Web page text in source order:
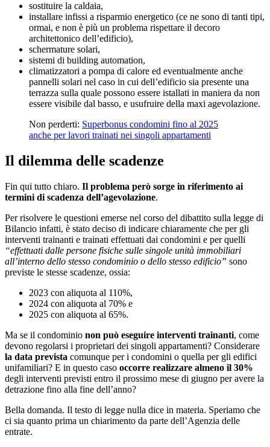
sostituire la caldaia,
installare infissi a risparmio energetico (ce ne sono di tanti tipi,
ormai, e non è più un problema rispettare il decoro
architettonico dell’edificio),
schermature solari,
sistemi di building automation,
climatizzatori a pompa di calore ed eventualmente anche
pannelli solari nel caso in cui dell’edificio sia presente una
terrazza sulla quale possono essere istallati in maniera da non
essere visibile dal basso, e usufruire della maxi agevolazione.
Non perderti: Superbonus condomini fino al 2025
anche per lavori trainati nei singoli appartamenti
Il dilemma delle scadenze
Fin qui tutto chiaro. Il problema però sorge in riferimento ai
termini di scadenza dell’agevolazione.
Per risolvere le questioni emerse nel corso del dibattito sulla legge di
Bilancio infatti, è stato deciso di indicare chiaramente che per gli
interventi trainanti e trainati effettuati dai condomini e per quelli
“effettuati dalle persone fisiche sulle singole unità immobiliari
all’interno dello stesso condominio o dello stesso edificio” sono
previste le stesse scadenze, ossia:
2023 con aliquota al 110%,
2024 con aliquota al 70% e
2025 con aliquota al 65%.
Ma se il condominio non può eseguire interventi trainanti, come
devono regolarsi i proprietari dei singoli appartamenti? Considerare
la data prevista comunque per i condomini o quella per gli edifici
unifamiliari? E in questo caso occorre realizzare almeno il 30%
degli interventi previsti entro il prossimo mese di giugno per avere la
detrazione fino alla fine dell’anno?
Bella domanda. Il testo di legge nulla dice in materia. Speriamo che
ci sia quanto prima un chiarimento da parte dell’Agenzia delle
entrate.